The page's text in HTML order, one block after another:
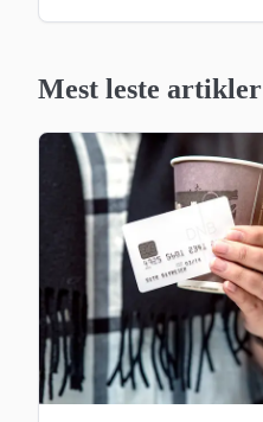
Mest leste artikler